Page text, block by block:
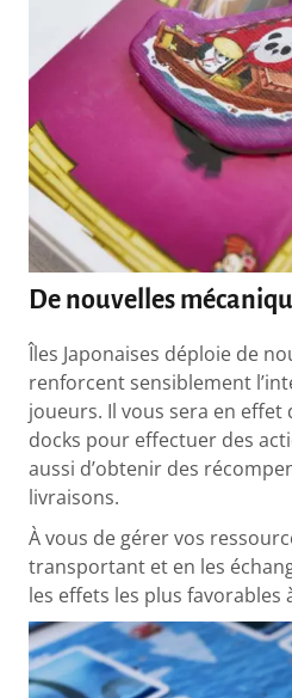
De nouvelles
Îles Japonaises déploie de
renforcent sensiblement
joueurs. Il vous sera en effet
docks pour effectuer des
aussi d’obtenir des
livraisons.
À vous de gérer vos
transportant et en les
les effets les plus favorables